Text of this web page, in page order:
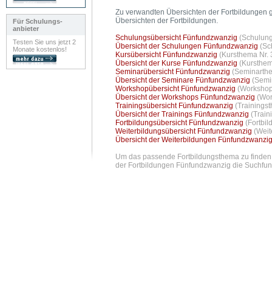
Für Schulungs-
anbieter
Testen Sie uns jetzt 2
Monate kostenlos!
Zu verwandten Übersichten der
Übersichten der Fortbildungen.
Schulungsübersicht Fünfundzwanzig
Übersicht der Schulungen Fünfundzwanzig
Kursübersicht Fünfundzwanzig (Kursthema Nr.
Übersicht der Kurse Fünfundzwanzig
Seminarübersicht Fünfundzwanzig
Übersicht der Seminare Fünfundzwanzig
Workshopübersicht Fünfundzwanzig
Übersicht der Workshops Fünfundzwanzig
Trainingsübersicht Fünfundzwanzig
Übersicht der Trainings Fünfundzwanzig
Fortbildungsübersicht Fünfundzwanzig
Weiterbildungsübersicht Fünfundzwanzig
Übersicht der Weiterbildungen
Um das passende Fortbildungsthema zu
der Fortbildungen Fünfundzwanzig die